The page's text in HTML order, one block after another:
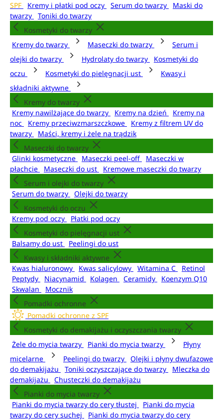
SPF
Kremy i płatki pod oczy Serum do twarzy
Maski do
twarzy
Toniki do twarzy
Kosmetyki do twarzy
Kremy do twarzy
Maseczki do twarzy
Serum i
olejki do twarzy
Hydrolaty do twarzy
Kosmetyki do
oczu
Kosmetyki do pielęgnacji ust
Kwasy i
składniki aktywne
Kremy do twarzy
Kremy nawilżające do twarzy
Kremy na dzień
Kremy na
noc
Kremy przeciwzmarszczkowe
Kremy z filtrem UV do
twarzy
Maści, kremy i żele na trądzik
Maseczki do twarzy
Glinki kosmetyczne
Maseczki peel-off
Maseczki w
płachcie
Maseczki do ust
Kremowe maseczki do twarzy
Serum i olejki do twarzy
Serum do twarzy
Olejki do twarzy
Kosmetyki do oczu
Kremy pod oczy
Płatki pod oczy
Kosmetyki do pielęgnacji ust
Balsamy do ust
Peelingi do ust
Kwasy i składniki aktywne
Kwas hialuronowy
Kwas salicylowy Witamina C
Retinol
Peptydy
Niacynamid Kolagen Ceramidy
Koenzym Q10
Skwalan
Mocznik
Pomadki ochronne
Pomadki ochronne z SPF
Kosmetyki do demakijażu i oczyszczania twarzy
Żele do mycia twarzy
Pianki do mycia twarzy
Płyny
micelarne
Peelingi do twarzy
Olejki i płyny dwufazowe
do demakijażu
Toniki oczyszczające do twarzy
Mleczka do
demakijażu
Chusteczki do demakijażu
Pianki do mycia twarzy
Pianki do mycia twarzy do cery tłustej
Pianki do mycia
twarzy do cery suchej
Pianki do mycia twarzy do cery